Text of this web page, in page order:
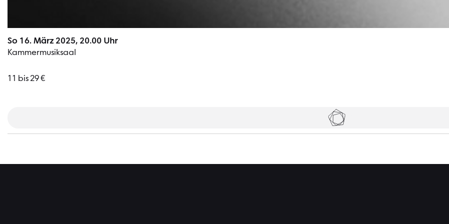
So 16. März 2025, 20.00 Uhr
Kammermusiksaal
11 bis 29 €
Tickets